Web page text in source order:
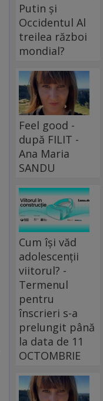
Putin și
Occidentul Al
treilea război
mondial?
Feel good -
după FILIT -
Ana Maria
SANDU
Cum își văd
adolescenții
viitorul? -
Termenul
pentru
înscrieri s-a
prelungit până
la data de 11
OCTOMBRIE